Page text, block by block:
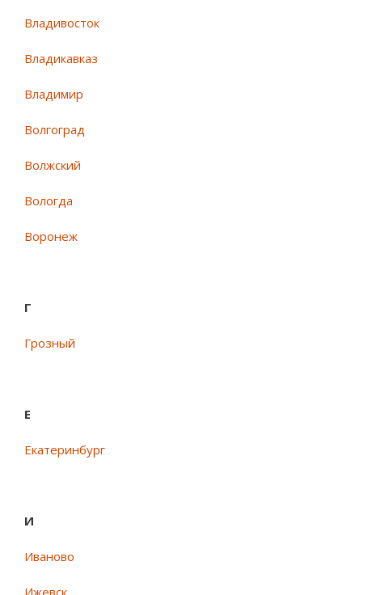
Владивосток
Владикавказ
Владимир
Волгоград
Волжский
Вологда
Воронеж
Г
Грозный
Е
Екатеринбург
И
Иваново
Ижевск